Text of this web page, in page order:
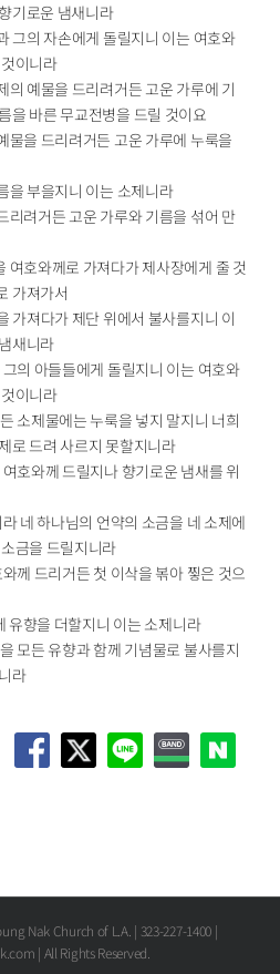
기로운 냄새니라
그의 자손에게 돌릴지니 이는 여호와
이니라
의 예물을 드리려거든 고운 가루에 기
을 바른 무교전병을 드릴 것이요
물을 드리려거든 고운 가루에 누룩을
을 부을지니 이는 소제니라
리려거든 고운 가루와 기름을 섞어 만
여호와께로 가져다가 제사장에게 줄 것
가져가서
가져다가 제단 위에서 불사를지니 이
새니라
의 아들들에게 돌릴지니 이는 여호와
이니라
소제물에는 누룩을 넣지 말지니 너희
로 드려 사르지 못할지니라
호와께 드릴지나 향기로운 냄새를 위
네 하나님의 언약의 소금을 네 소제에
금을 드릴지니라
께 드리거든 첫 이삭을 볶아 찧은 것으
유향을 더할지니 이는 소제니라
모든 유향과 함께 기념물로 불사를지
라
Nak Church of L.A. | 323-227-1400 |
| All Rights Reserved.